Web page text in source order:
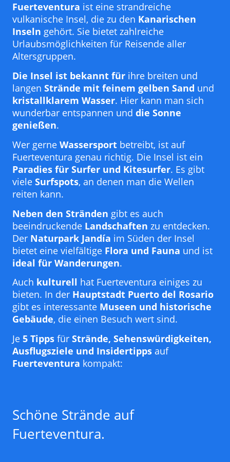
Fuerteventura ist eine strandreiche
vulkanische Insel, die zu den Kanarischen
Inseln gehört. Sie bietet zahlreiche
Urlaubsmöglichkeiten für Reisende aller
Altersgruppen.
Die Insel ist bekannt für ihre breiten und
langen Strände mit feinem gelben Sand und
kristallklarem Wasser. Hier kann man sich
wunderbar entspannen und die Sonne
genießen.
Wer gerne Wassersport betreibt, ist auf
Fuerteventura genau richtig. Die Insel ist ein
Paradies für Surfer und Kitesurfer. Es gibt
viele Surfspots, an denen man die Wellen
reiten kann.
Neben den Stränden gibt es auch
beeindruckende Landschaften zu entdecken.
Der Naturpark Jandía im Süden der Insel
bietet eine vielfältige Flora und Fauna und ist
ideal für Wanderungen.
Auch kulturell hat Fuerteventura einiges zu
bieten. In der Hauptstadt Puerto del Rosario
gibt es interessante Museen und historische
Gebäude, die einen Besuch wert sind.
Je 5 Tipps für Strände, Sehenswürdigkeiten,
Ausflugsziele und Insidertipps auf
Fuerteventura kompakt:
Schöne Strände auf
Fuerteventura.